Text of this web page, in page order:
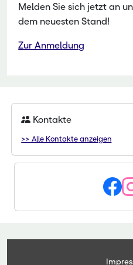
Melden Sie sich jetzt an
dem neuesten Stand!
Zur Anmeldung
Kontakte
>> Alle Kontakte anzeigen